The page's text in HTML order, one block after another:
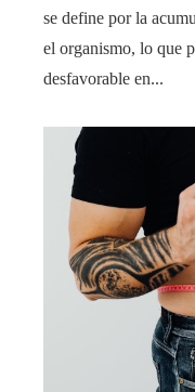
se define por la
el organismo, lo que
desfavorable en...